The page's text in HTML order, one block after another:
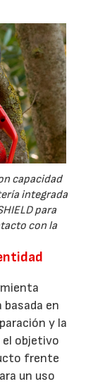
capacidad
integrada
para
con la
en
y la
el objetivo
frente
un uso